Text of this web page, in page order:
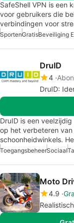
SafeShell VPN is een
voor gebruikers die
verbindingen voor
SportenGratisBeveiliging
DruID
4
DruID:
DruID is een
op het verbeteren
schoonheidwinkels.
ToegangsbeheerSociaal
Moto
4.9